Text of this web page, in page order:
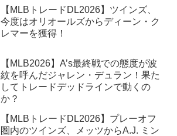
【MLBトレードDL2026】ツインズ、
今度はオリオールズからディーン・ク
レマーを獲得！
【MLB2026】A’s最終戦での態度が波
紋を呼んだジャレン・デュラン！果た
してトレードデッドラインで動くの
か？
【MLBトレードDL2026】プレーオフ
圏内のツインズ、メッツからA.J. ミン